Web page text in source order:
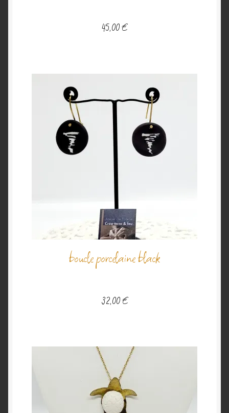
45,00€
boucle porcelaine black
32,00€